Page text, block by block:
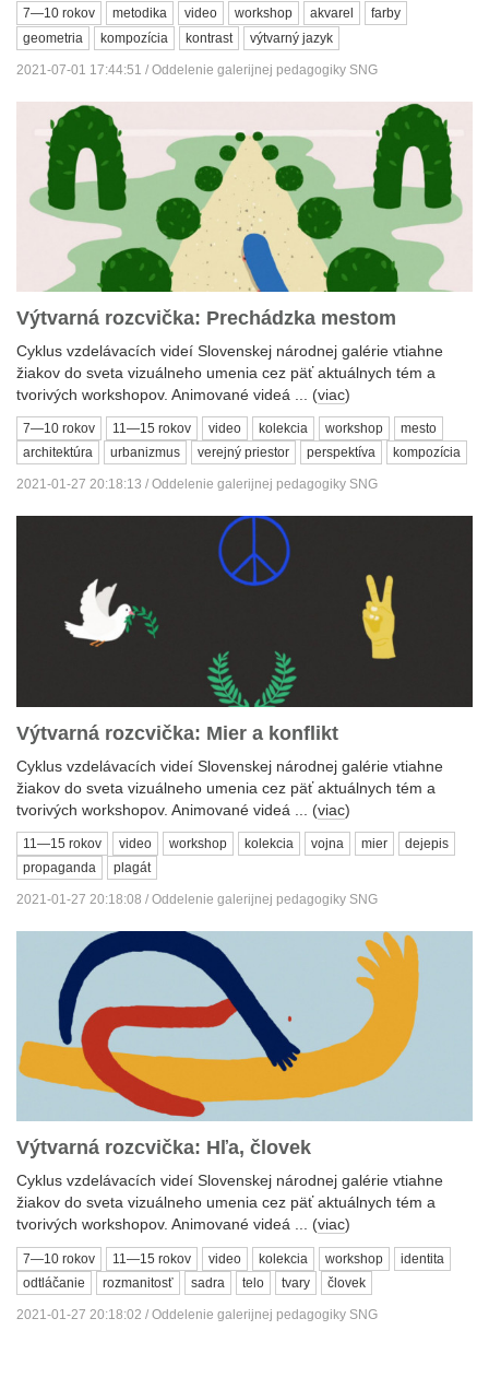
7—10 rokov metodika video workshop akvarel
farby
geometria
kompozícia kontrast výtvarný jazyk
2021-07-01 17:44:51 / Oddelenie galerijnej pedagogiky SNG
Výtvarná rozcvička: Prechádzka mestom
Cyklus vzdelávacích videí Slovenskej národnej galérie vtiahne
žiakov do sveta vizuálneho umenia cez päť aktuálnych tém a
tvorivých workshopov. Animované videá ... (viac)
7—10 rokov 11—15 rokov video kolekcia workshop
mesto
architektúra
urbanizmus verejný priestor perspektíva kompozícia
2021-01-27 20:18:13 / Oddelenie galerijnej pedagogiky SNG
Výtvarná rozcvička: Mier a konflikt
Cyklus vzdelávacích videí Slovenskej národnej galérie vtiahne
žiakov do sveta vizuálneho umenia cez päť aktuálnych tém a
tvorivých workshopov. Animované videá ... (viac)
11—15 rokov video workshop kolekcia vojna mier
dejepis
propaganda
plagát
2021-01-27 20:18:08 / Oddelenie galerijnej pedagogiky SNG
Výtvarná rozcvička: Hľa, človek
Cyklus vzdelávacích videí Slovenskej národnej galérie vtiahne
žiakov do sveta vizuálneho umenia cez päť aktuálnych tém a
tvorivých workshopov. Animované videá ... (viac)
7—10 rokov 11—15 rokov video kolekcia workshop
identita
odtláčanie
rozmanitosť sadra telo tvary človek
2021-01-27 20:18:02 / Oddelenie galerijnej pedagogiky SNG